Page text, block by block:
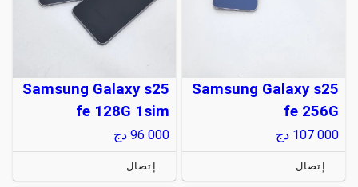
Samsung Galaxy s25
fe 256G
107 000 دج
إتصال
Samsung Galaxy s25
fe 128G 1sim
96 000 دج
إتصال